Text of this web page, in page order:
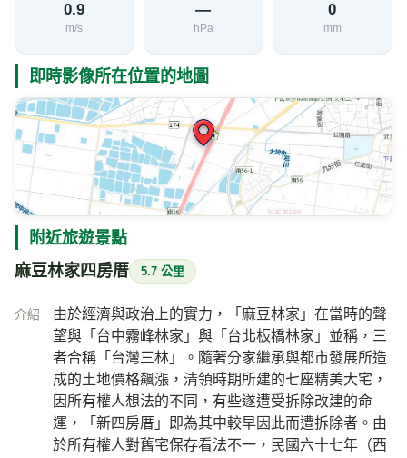
0.9
m/s
—
hPa
0
mm
即時影像所在位置的地圖
附近旅遊景點
麻豆林家四房厝 5.7 公里
介紹
由於經濟與政治上的實力，「麻豆林家」在當時的聲
望與「台中霧峰林家」與「台北板橋林家」並稱，三
者合稱「台灣三林」。隨著分家繼承與都市發展所造
成的土地價格飆漲，清領時期所建的七座精美大宅，
因所有權人想法的不同，有些遂遭受拆除改建的命
運，「新四房厝」即為其中較早因此而遭拆除者。由
於所有權人對舊宅保存看法不一，民國六十七年（西